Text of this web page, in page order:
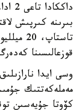
بىرىنە كىرپىش
قوزعالىسىنا
وسى ايدا
مەملەكەتتىك
كۆوتا جۇيەسىن